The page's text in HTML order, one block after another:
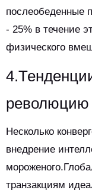
послеобеденные
- 25% в течение
физического
революцию
Несколько
внедрение
транзакциям